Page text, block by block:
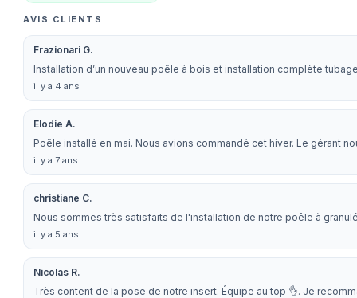
AVIS CLIENTS
Frazionari G.
Installation d’un nouveau poêle à bois et installation complète
il y a 4 ans
Elodie A.
Poêle installé en mai. Nous avions commandé cet hiver. Le gérant
il y a 7 ans
christiane C.
Nous sommes très satisfaits de l'installation de notre poêle à
il y a 5 ans
Nicolas R.
Très content de la pose de notre insert. Équipe au top 👌. Je